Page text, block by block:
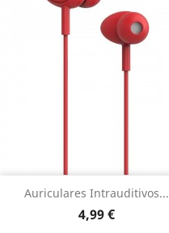
Auriculares Intrauditivos...
4,99 €